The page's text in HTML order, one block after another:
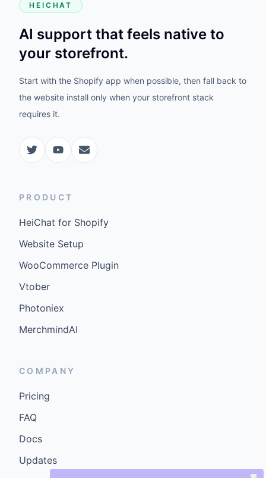
HEICHAT
AI support that feels native to
your storefront.
Start with the Shopify app when possible, then fall back to
the website install only when your storefront stack
requires it.
PRODUCT
HeiChat for Shopify
Website Setup
WooCommerce Plugin
Vtober
Photoniex
MerchmindAI
COMPANY
Pricing
FAQ
Docs
Updates